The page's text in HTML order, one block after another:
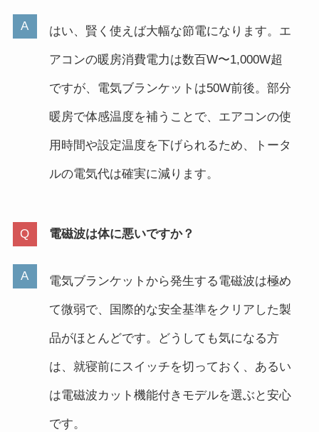
はい、賢く使えば大幅な節電になります。エ
アコンの暖房消費電力は数百W〜1,000W超
ですが、電気ブランケットは50W前後。部分
暖房で体感温度を補うことで、エアコンの使
用時間や設定温度を下げられるため、トータ
ルの電気代は確実に減ります。
電磁波は体に悪いですか？
電気ブランケットから発生する電磁波は極め
て微弱で、国際的な安全基準をクリアした製
品がほとんどです。どうしても気になる方
は、就寝前にスイッチを切っておく、あるい
は電磁波カット機能付きモデルを選ぶと安心
です。